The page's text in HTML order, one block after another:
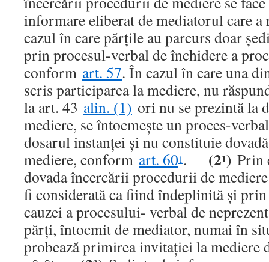
informare eliberat de mediatorul care
cazul în care părţile au parcurs doar
prin procesul-verbal de închidere a
conform art. 57. În cazul în care una
scris participarea la mediere, nu
la art. 43 alin. (1) ori nu se prezintă la
mediere, se întocmeşte un proces-
dosarul instanţei şi nu constituie
mediere, conform art. 601 . (21) Prin
dovada încercării procedurii de
fi considerată ca fiind îndeplinită şi
cauzei a procesului- verbal de
părţi, întocmit de mediator, numai în
probează primirea invitaţiei la mediere